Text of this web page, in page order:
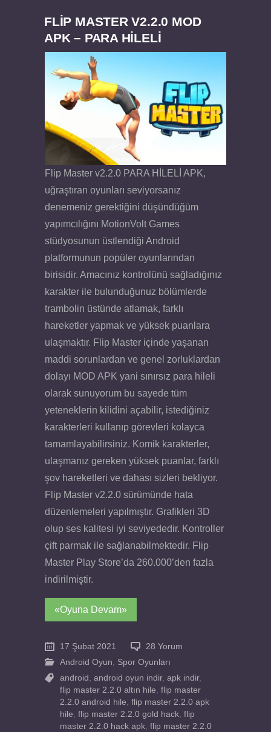
FLIP MASTER V2.2.0 MOD
APK – PARA HİLELİ
Flip Master v2.2.0 PARA HİLELİ APK,
uğraştıran oyunları seviyorsanız
denemeniz gerektiğini düşündüğüm
yapımcılığını MotionVolt Games
stüdyosunun üstlendiği Android
platformunun popüler oyunlarından
birisidir. Amacınız kontrolünü sağladığınız
karakter ile bulunduğunuz bölümlerde
trambolin üstünde atlamak, farklı
hareketler yapmak ve yüksek puanlara
ulaşmaktır. Flip Master içinde yaşanan
maddi sorunlardan ve genel zorluklardan
dolayı MOD APK yani sınırsız para hileli
olarak sunuyorum bu sayede tüm
yeteneklerin kilidini açabilir, istediğiniz
karakterleri kullanıp görevleri kolayca
tamamlayabilirsiniz. Komik karakterler,
ulaşmanız gereken yüksek puanlar, farklı
şov hareketleri ve dahası sizleri bekliyor.
Flip Master v2.2.0 sürümünde hata
düzenlemeleri yapılmıştır. Grafikleri 3D
olup ses kalitesi iyi seviyededir. Kontroller
çift parmak ile sağlanabilmektedir. Flip
Master Play Store’da 260.000’den fazla
indirilmiştir.
«Oyuna Devam»
17 Şubat 2021
28 Yorum
Android Oyun, Spor Oyunları
android , android oyun indir, apk indir,
flip master 2.2.0 altın hile, flip master
2.2.0 android hile, flip master 2.2.0 apk
hile, flip master 2.2.0 gold hack, flip
master 2.2.0 hack apk, flip master 2.2.0